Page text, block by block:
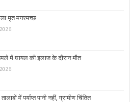
मृत मगरमच्छ
में घायल की इलाज के दौरान मौत
में पर्याप्त पानी नहीं, ग्रामीण चिंतित